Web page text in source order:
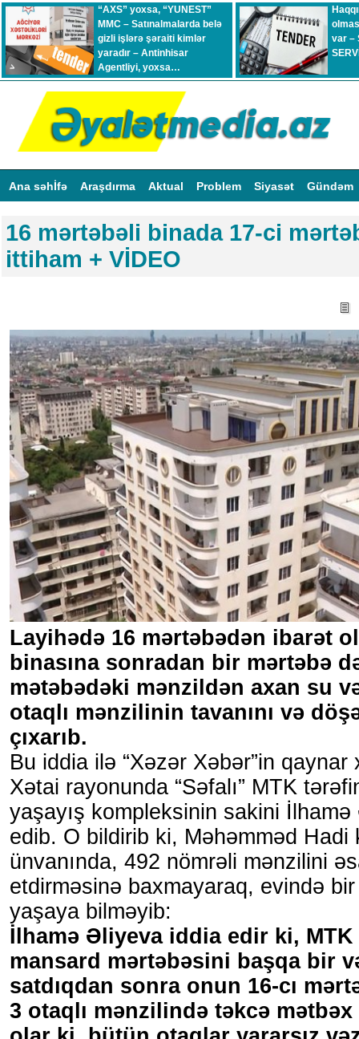
“AXS” yoxsa, “YUNEST”
MMC – Satınalmalarda belə
gizli işlərə şəraiti kimlər
yaradır – Antinhisar
Agentliyi, yoxsa…
var –
Ana səhİfə Araşdırma Aktual Problem Siyasət Gündəm
16 mərtəbəli binada 17-ci
ittiham + VİDEO
Layihədə 16 mərtəbədən ibarət
binasına sonradan bir mərtəbə
mətəbədəki mənzildən axan su
otaqlı mənzilinin tavanını və
çıxarıb.
Bu iddia ilə “Xəzər Xəbər”in qaynar
Xətai rayonunda “Səfalı” MTK
yaşayış kompleksinin sakini
edib. O bildirib ki, Məhəmməd Hadi
ünvanında, 492 nömrəli mənzilini
etdirməsinə baxmayaraq, evində
yaşaya bilməyib:
İlhamə Əliyeva iddia edir ki, MTK
mansard mərtəbəsini başqa bir
satdıqdan sonra onun 16-cı
3 otaqlı mənzilində təkcə